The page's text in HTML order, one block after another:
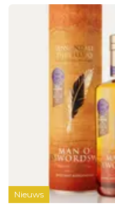
Nieuws